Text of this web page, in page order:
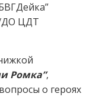
ЦДТ
Ромка”,
о героях